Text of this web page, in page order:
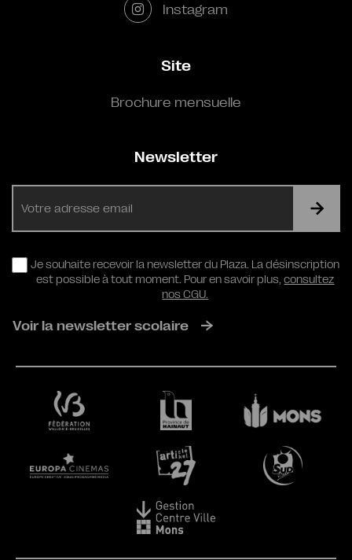
Instagram
Site
Brochure mensuelle
Newsletter
RGPD
Je souhaite recevoir la newsletter du Plaza. La désinscription
est possible à tout moment. Pour en savoir plus,consultez
nos CGU.
Voir la newsletter scolaire